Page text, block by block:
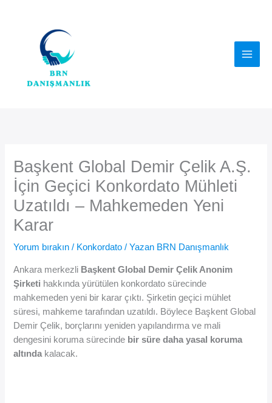
Başkent Global Demir Çelik A.Ş.
İçin Geçici Konkordato Mühleti
Uzatıldı – Mahkemeden Yeni
Karar
Yorum bırakın / Konkordato / Yazan BRN Danışmanlık
Ankara merkezli Başkent Global Demir Çelik Anonim
Şirketi hakkında yürütülen konkordato sürecinde
mahkemeden yeni bir karar çıktı. Şirketin geçici mühlet
süresi, mahkeme tarafından uzatıldı. Böylece Başkent Global
Demir Çelik, borçlarını yeniden yapılandırma ve mali
dengesini koruma sürecinde bir süre daha yasal koruma
altında kalacak.